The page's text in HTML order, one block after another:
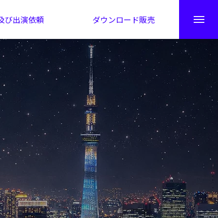
び出演依頼 ダウンロード販売
秘伝公開！吉凶カレンダー